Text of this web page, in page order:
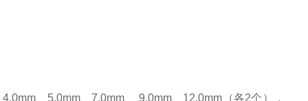
、5.0mm、7.0mm、 9.0mm、12.0mm（各2个），